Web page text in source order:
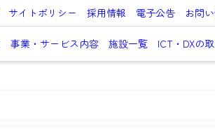
サイトポリシー 採用情報 電子公告 お問
事業・サービス内容 施設一覧 ICT・DXの